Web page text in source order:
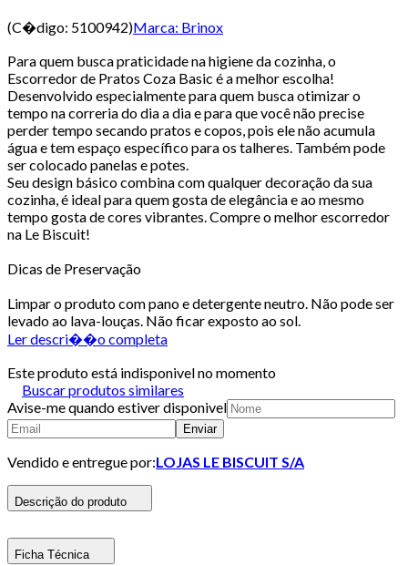
(C�digo: 5100942)Marca: Brinox
Para quem busca praticidade na higiene da cozinha, o
Escorredor de Pratos Coza Basic é a melhor escolha!
Desenvolvido especialmente para quem busca otimizar o
tempo na correria do dia a dia e para que você não precise
perder tempo secando pratos e copos, pois ele não acumula
água e tem espaço específico para os talheres. Também pode
ser colocado panelas e potes.
Seu design básico combina com qualquer decoração da sua
cozinha, é ideal para quem gosta de elegância e ao mesmo
tempo gosta de cores vibrantes. Compre o melhor escorredor
na Le Biscuit!
Dicas de Preservação
Limpar o produto com pano e detergente neutro. Não pode ser
levado ao lava-louças. Não ficar exposto ao sol.
Ler descri��o completa
Este produto está indisponivel no momento
Buscar produtos similares
Avise-me quando estiver disponivel
Enviar
Vendido e entregue por:LOJAS LE BISCUIT S/A
Descrição do produto
Ficha Técnica